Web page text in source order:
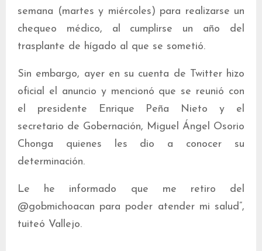
semana (martes y miércoles) para realizarse un
chequeo médico, al cumplirse un año del
trasplante de hígado al que se sometió.
Sin embargo, ayer en su cuenta de Twitter hizo
oficial el anuncio y mencionó que se reunió con
el presidente Enrique Peña Nieto y el
secretario de Gobernación, Miguel Ángel Osorio
Chonga quienes les dio a conocer su
determinación.
Le he informado que me retiro del
@gobmichoacan para poder atender mi salud”,
tuiteó Vallejo.